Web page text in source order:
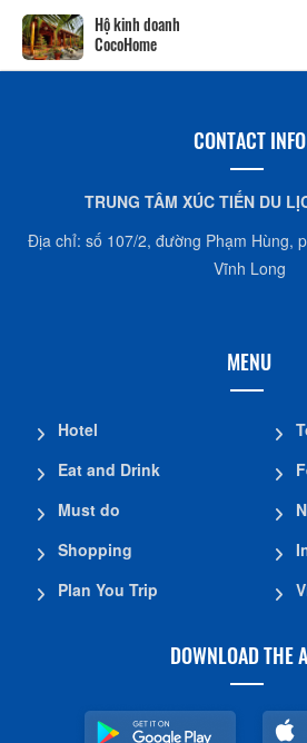
Hộ kinh doanh
CocoHome
CONTACT INFO
TRUNG TÂM XÚC TIẾN DU
Địa chỉ: số 107/2, đường Phạm Hùng,
Vĩnh Long
MENU
Hotel
Eat and Drink
Must do
Shopping
Plan You Trip
DOWNLOAD THE